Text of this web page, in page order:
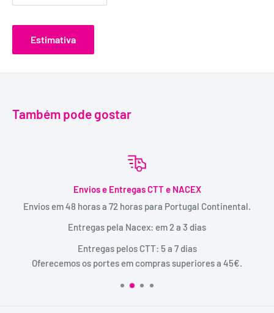
Estimativa
Também pode gostar
Envios e Entregas CTT e NACEX
Envios em 48 horas a 72 horas para Portugal Continental.
Entregas pela Nacex: em 2 a 3 dias
Entregas pelos CTT: 5 a 7 dias
Oferecemos os portes em compras superiores a 45€.